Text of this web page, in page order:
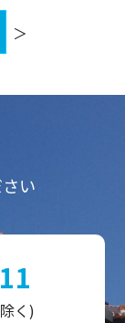
＞
い
く)